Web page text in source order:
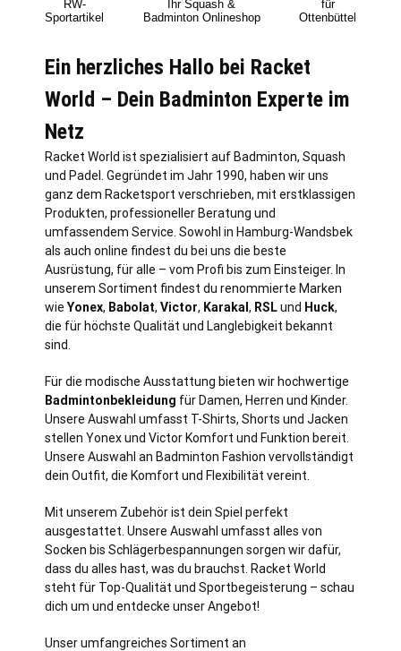
RW-
Sportartikel
Ihr Squash &
Badminton Onlineshop
für
Ottenbüttel
Ein herzliches Hallo bei Racket
World – Dein Badminton Experte im
Netz
Racket World ist spezialisiert auf Badminton, Squash
und Padel. Gegründet im Jahr 1990, haben wir uns
ganz dem Racketsport verschrieben, mit erstklassigen
Produkten, professioneller Beratung und
umfassendem Service. Sowohl in Hamburg-Wandsbek
als auch online findest du bei uns die beste
Ausrüstung, für alle – vom Profi bis zum Einsteiger. In
unserem Sortiment findest du renommierte Marken
wie Yonex, Babolat, Victor, Karakal , RSLund Huck,
die für höchste Qualität und Langlebigkeit bekannt
sind.
Für die modische Ausstattung bieten wir hochwertige
Badmintonbekleidung für Damen, Herren und Kinder.
Unsere Auswahl umfasst T-Shirts, Shorts und Jacken
stellen Yonex und Victor Komfort und Funktion bereit.
Unsere Auswahl an Badminton Fashion vervollständigt
dein Outfit, die Komfort und Flexibilität vereint.
Mit unserem Zubehör ist dein Spiel perfekt
ausgestattet. Unsere Auswahl umfasst alles von
Socken bis Schlägerbespannungen sorgen wir dafür,
dass du alles hast, was du brauchst. Racket World
steht für Top-Qualität und Sportbegeisterung – schau
dich um und entdecke unser Angebot!
Unser umfangreiches Sortiment an